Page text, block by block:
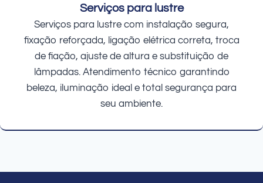
Serviços para lustre
Serviços para lustre com instalação segura,
fixação reforçada, ligação elétrica correta, troca
de fiação, ajuste de altura e substituição de
lâmpadas. Atendimento técnico garantindo
beleza, iluminação ideal e total segurança para
seu ambiente.